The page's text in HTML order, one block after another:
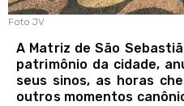
Foto JV
A Matriz de São
patrimônio da cidade,
seus sinos, as horas
outros momentos